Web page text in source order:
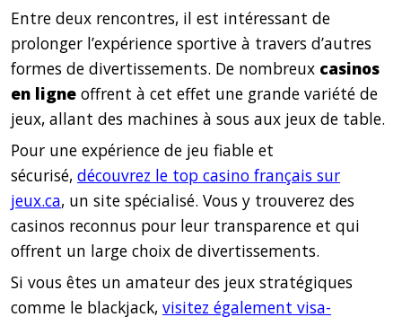
Entre deux rencontres, il est intéressant de
prolonger l’expérience sportive à travers d’autres
formes de divertissements. De nombreux casinos
en ligne offrent à cet effet une grande variété de
jeux, allant des machines à sous aux jeux de table.
Pour une expérience de jeu fiable et
sécurisé, découvrez le top casino français sur
jeux.ca, un site spécialisé. Vous y trouverez des
casinos reconnus pour leur transparence et qui
offrent un large choix de divertissements.
Si vous êtes un amateur des jeux stratégiques
comme le blackjack, visitez également visa-